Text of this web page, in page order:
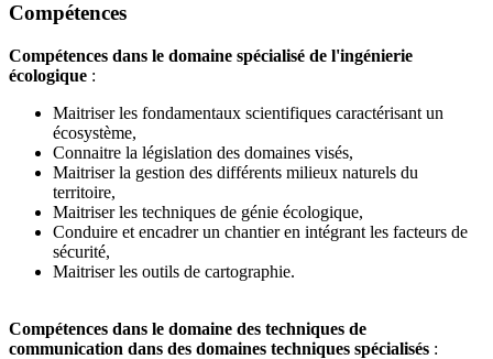
Compétences
Compétences dans le domaine spécialisé de l'ingénierie
écologique :
Maitriser les fondamentaux scientifiques caractérisant un
écosystème,
Connaitre la législation des domaines visés,
Maitriser la gestion des différents milieux naturels du
territoire,
Maitriser les techniques de génie écologique,
Conduire et encadrer un chantier en intégrant les facteurs de
sécurité,
Maitriser les outils de cartographie.
Compétences dans le domaine des techniques de
communication dans des domaines techniques spécialisés :